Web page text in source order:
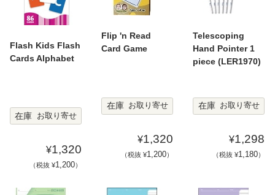
Flash Kids Flash
Cards Alphabet
在庫 お取り寄せ
¥1,320
（税抜 ¥1,200）
Flip 'n Read
Card Game
在庫 お取り寄せ
¥1,320
（税抜 ¥1,200）
Telescoping
Hand Pointer 1
piece (LER1970)
在庫 お取り寄せ
¥1,298
（税抜 ¥1,180）